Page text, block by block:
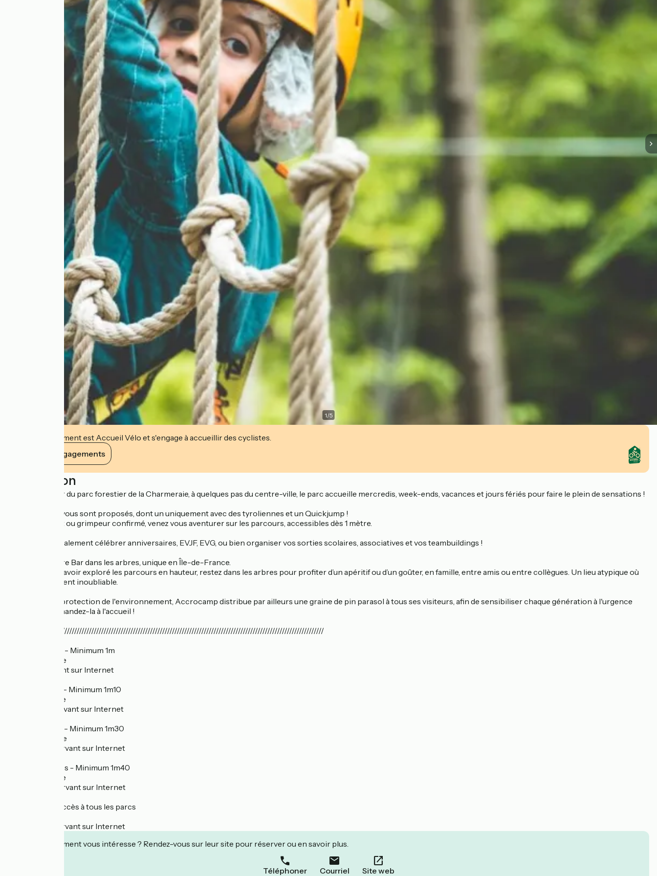
1/5
Cet établissement est Accueil Vélo et s'engage à accueillir des cyclistes.
Voir ses engagements
Description
Installé au cœur du parc forestier de la Charmeraie, à quelques pas du centre-ville, le parc accueille mercredis, week-ends, vacances et jours fériés pour faire le plein de sensations !
Sept parcours vous sont proposés, dont un uniquement avec des tyroliennes et un Quickjump !
Grand débutant ou grimpeur confirmé, venez vous aventurer sur les parcours, accessibles dès 1 mètre.
Vous pouvez également célébrer anniversaires, EVJF, EVG, ou bien organiser vos sorties scolaires, associatives et vos teambuildings !
Découvrez notre Bar dans les arbres, unique en Île-de-France.
Avant ou après avoir exploré les parcours en hauteur, restez dans les arbres pour profiter d’un apéritif ou d’un goûter, en famille, entre amis ou entre collègues. Un lieu atypique où
passer un moment inoubliable.
Soucieux de la protection de l'environnement, Accrocamp distribue par ailleurs une graine de pin parasol à tous ses visiteurs, afin de sensibiliser chaque génération à l'urgence
climatique. Demandez-la à l'accueil !
/////////////////////////////////////////////////////////////////////////////////////////////////////////////////////////////////
Parcours violet - Minimum 1m
12,70€ sur place
10€ en réservant sur Internet
Parcours verts - Minimum 1m10
20,10€ sur place
17,80€ en réservant sur Internet
Parcours bleus - Minimum 1m30
24,90€ sur place
22,30€ en réservant sur Internet
Parcours rouges - Minimum 1m40
31,80€ sur place
28,90€ en réservant sur Internet
Ticket parc - Accès à tous les parcs
29,40€ en réservant sur Internet
Cet établissement vous intéresse ? Rendez-vous sur leur site pour réserver ou en savoir plus.
Téléphoner Courriel Site web